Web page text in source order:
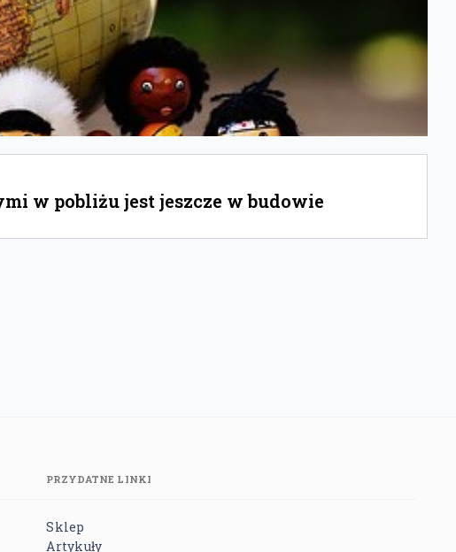
w pobliżu jest jeszcze w budowie
PRZYDATNE LINKI
Sklep
Artykuły